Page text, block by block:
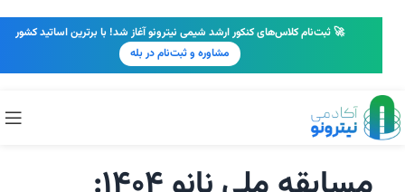
🚀 ثبت‌نام کلاس‌های کنکور ارشد شیمی نیترونو آغاز شد! با برترین اساتید کشور
مشاوره و ثبت‌نام در بله